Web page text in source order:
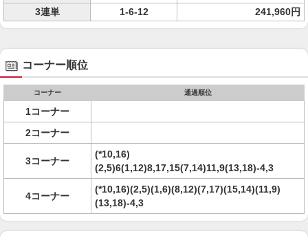
3連単
1-6-12 241,960円
コーナー順位
コーナー 通過順位
1コーナー
2コーナー
3コーナー
(*10,16)
(2,5)6(1,12)8,17,15(7,14)11,9(13,18)-4,3
4コーナー
(*10,16)(2,5)(1,6)(8,12)(7,17)(15,14)(11,9)
(13,18)-4,3